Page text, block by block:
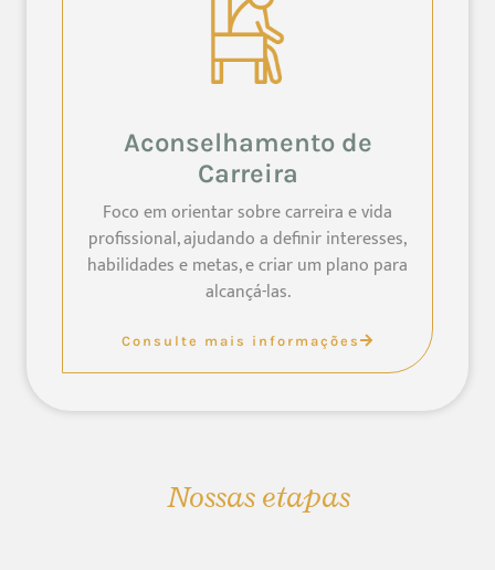
Aconselhamento de
Carreira
Foco em orientar sobre carreira e vida
profissional, ajudando a definir interesses,
habilidades e metas, e criar um plano para
alcançá-las.
Consulte mais informações
Nossas etapas